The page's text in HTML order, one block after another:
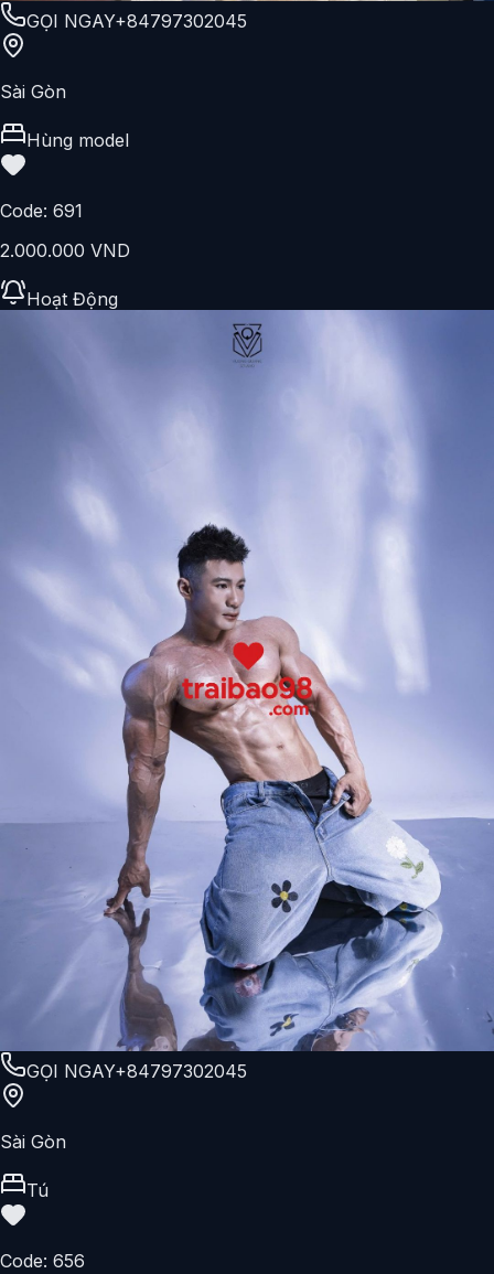
GỌI NGAY+84797302045
Sài Gòn
Hùng model
Code: 691
2.000.000 VND
Hoạt Động
GỌI NGAY+84797302045
Sài Gòn
Tú
Code: 656